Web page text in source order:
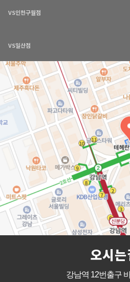
VS인천구월점
VS일산점
오시는
강남역 12번출구